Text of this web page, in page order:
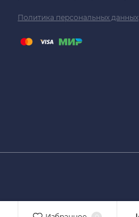
Политика персональных данных